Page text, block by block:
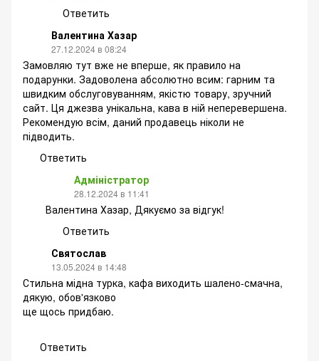
Ответить
Валентина Хазар
27.12.2024 в 08:24
Замовляю тут вже не вперше, як правило на
подарунки. Задоволена абсолютно всим: гарним та
швидким обслуговуванням, якістю товару, зручний
сайт. Ця джезва унікальна, кава в ній неперевершена.
Рекомендую всім, даний продавець ніколи не
підводить.
Ответить
Адміністратор
28.12.2024 в 11:41
Валентина Хазар, Дякуємо за відгук!
Ответить
Святослав
13.05.2024 в 14:48
Стильна мідна турка, кафа виходить шалено-смачна,
дякую, обов'язково
ще щось придбаю.
Ответить